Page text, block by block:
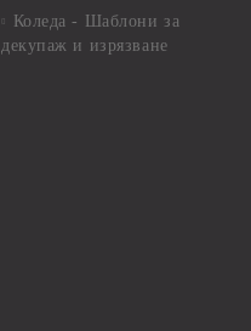
Коледа - Шаблони за
декупаж и изрязване